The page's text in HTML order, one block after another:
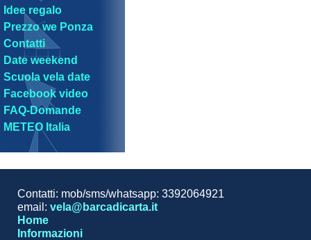
Idee regalo
Prezzo we Ponza
Contatti
Date weekend
Scuola vela date
Facebook video
FAQ-Domande
METEO Italia
Contatti: mob/sms/whatsapp: 3392064921
email: vela@barcadicarta.it
Home
Informazioni